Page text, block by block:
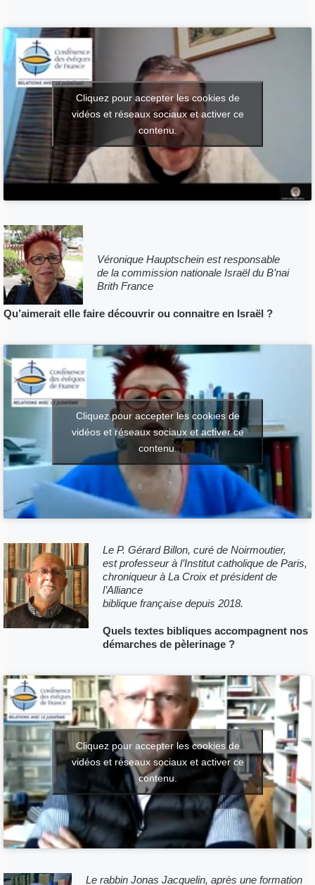
Cliquez pour accepter les cookies de
vidéos et réseaux sociaux et activer ce
contenu.
Véronique Hauptschein est responsable
de la commission nationale Israël du B’nai
Brith France
Qu’aimerait elle faire découvrir ou connaitre en Israël ?
Cliquez pour accepter les cookies de
vidéos et réseaux sociaux et activer ce
contenu.
Le P. Gérard Billon, curé de Noirmoutier,
est professeur à l’Institut catholique de Paris,
chroniqueur à La Croix et président de
l’Alliance
biblique française depuis 2018.
Quels textes bibliques accompagnent nos
démarches de pèlerinage ?
Cliquez pour accepter les cookies de
vidéos et réseaux sociaux et activer ce
contenu.
Le rabbin Jonas Jacquelin, après une formation